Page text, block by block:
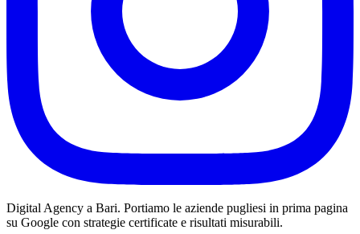
Digital Agency a Bari. Portiamo le aziende pugliesi in prima pagina
su Google con strategie certificate e risultati misurabili.